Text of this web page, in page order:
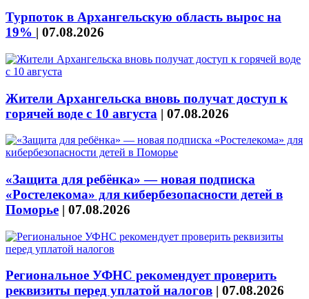
Турпоток в Архангельскую область вырос на
19% | 07.08.2026
Жители Архангельска вновь получат доступ к
горячей воде с 10 августа | 07.08.2026
«Защита для ребёнка» — новая подписка
«Ростелекома» для кибербезопасности детей в
Поморье | 07.08.2026
Региональное УФНС рекомендует проверить
реквизиты перед уплатой налогов | 07.08.2026